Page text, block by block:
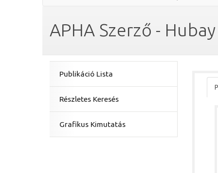
APHA Szerző -
Publikáció Lista
Részletes Keresés
Grafikus Kimutatás